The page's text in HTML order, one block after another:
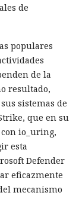
de
populares
de la
resultado,
sistemas de
que en su
io_uring,
esta
Defender
eficazmente
mecanismo